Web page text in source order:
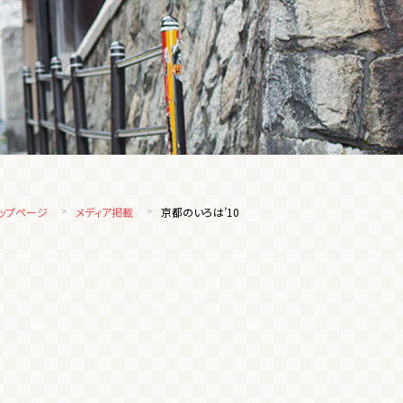
プページ メディア掲載 京都のいろは’10